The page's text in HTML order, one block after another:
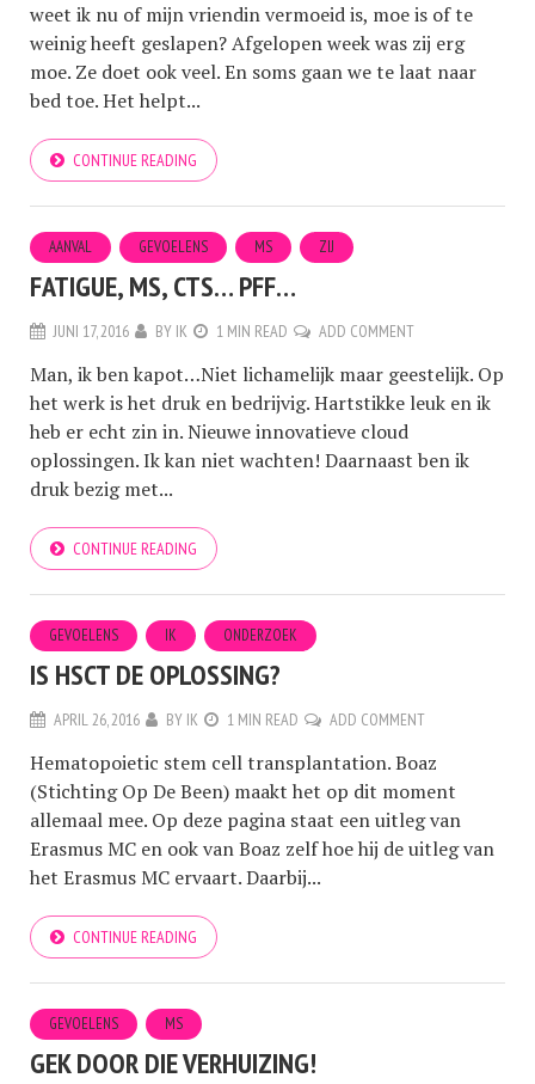
weet ik nu of mijn vriendin vermoeid is, moe is of te
weinig heeft geslapen? Afgelopen week was zij erg
moe. Ze doet ook veel. En soms gaan we te laat naar
bed toe. Het helpt...
CONTINUE READING
AANVAL GEVOELENS MS ZIJ
FATIGUE, MS, CTS… PFF…
JUNI 17, 2016 BY IK 1 MIN READ ADD COMMENT
Man, ik ben kapot…Niet lichamelijk maar geestelijk. Op
het werk is het druk en bedrijvig. Hartstikke leuk en ik
heb er echt zin in. Nieuwe innovatieve cloud
oplossingen. Ik kan niet wachten! Daarnaast ben ik
druk bezig met...
CONTINUE READING
GEVOELENS IK ONDERZOEK
IS HSCT DE OPLOSSING?
APRIL 26, 2016 BY IK 1 MIN READ ADD COMMENT
Hematopoietic stem cell transplantation. Boaz
(Stichting Op De Been) maakt het op dit moment
allemaal mee. Op deze pagina staat een uitleg van
Erasmus MC en ook van Boaz zelf hoe hij de uitleg van
het Erasmus MC ervaart. Daarbij...
CONTINUE READING
GEVOELENS MS
GEK DOOR DIE VERHUIZING!